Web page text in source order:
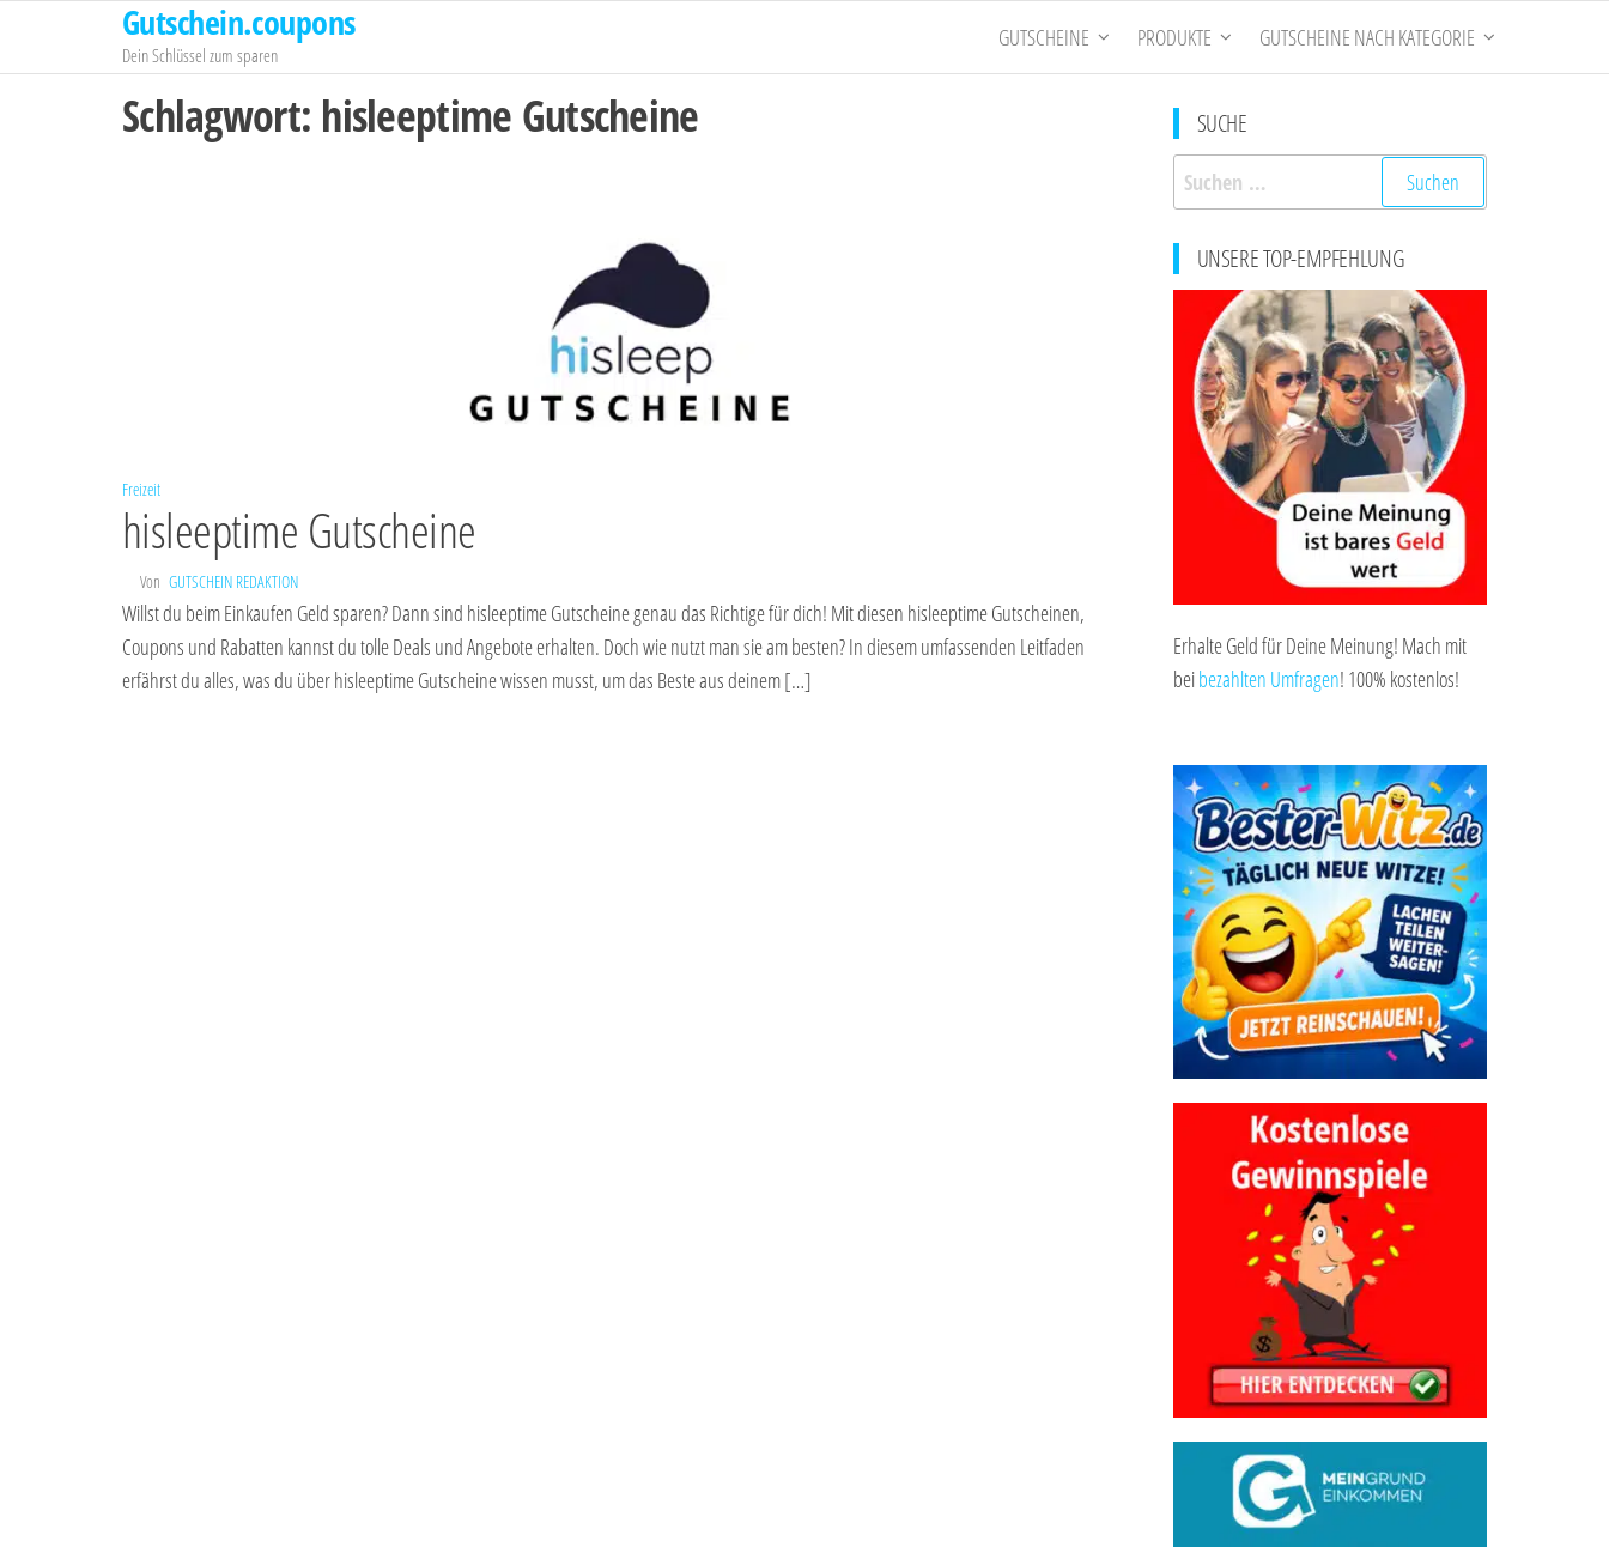
springen
Gutschein.coupons
Dein Schlüssel zum sparen
GUTSCHEINE PRODUKTE GUTSCHEINE NACH KATEGORIE
Schlagwort: hisleeptime Gutscheine
Freizeit
hisleeptime Gutscheine
Von GUTSCHEIN REDAKTION
Willst du beim Einkaufen Geld sparen? Dann sind hisleeptime Gutscheine genau das Richtige für dich! Mit diesen hisleeptime Gutscheinen,
Coupons und Rabatten kannst du tolle Deals und Angebote erhalten. Doch wie nutzt man sie am besten? In diesem umfassenden Leitfaden
erfährst du alles, was du über hisleeptime Gutscheine wissen musst, um das Beste aus deinem […]
SUCHE
Suchen
nach:
UNSERE TOP-EMPFEHLUNG
Erhalte Geld für Deine Meinung! Mach mit
beibezahlten Umfragen! 100% kostenlos!